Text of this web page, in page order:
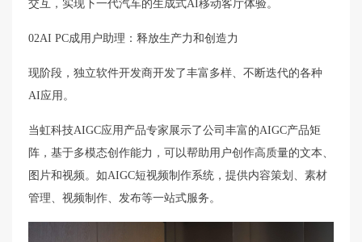
交互，实现下一代汽车的生成式AI移动客厅体验。
02AI PC成用户助理：释放生产力和创造力
现阶段，独立软件开发商开发了丰富多样、不断迭代的各种
AI应用。
当虹科技AIGC应用产品专家展示了公司丰富的AIGC产品矩
阵，基于多模态创作能力，可以帮助用户创作高质量的文本、
图片和视频。如AIGC短视频制作系统，提供内容策划、素材
管理、视频制作、发布等一站式服务。